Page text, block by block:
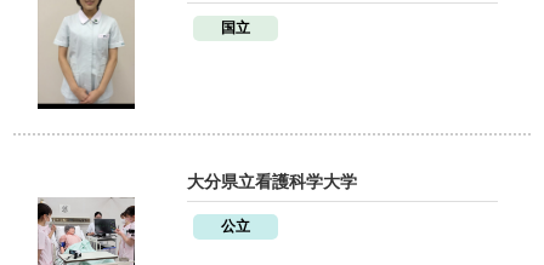
国立
大分県立看護科学大学
公立